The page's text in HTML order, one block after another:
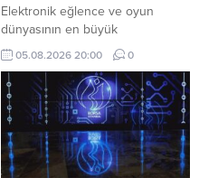
Elektronik eğlence ve oyun
dünyasının en büyük
aktörlerinden Electronic Arts (EA),
55 milyar dolarlık devasa bir
anlaşmayla borsaya veda ederek
kapalı devre özel bir şirkete
dönüştü.
05.08.2026 20:00 0